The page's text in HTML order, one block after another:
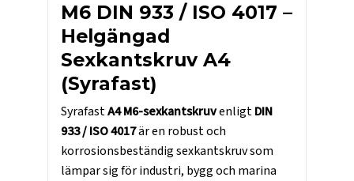
M6 DIN 933 / ISO 4017 –
Helgängad
Sexkantskruv A4
(Syrafast)
SyrafastA4 M6-sexkantskruvenligtDIN
933 / ISO 4017är en robust och
korrosionsbeständig sexkantskruv som
lämpar sig för industri, bygg och marina